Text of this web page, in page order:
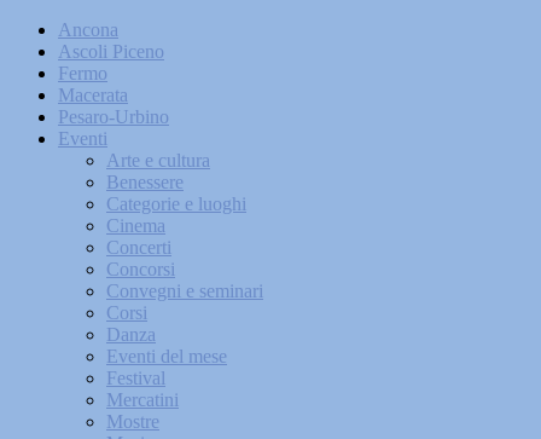
Ancona
Ascoli Piceno
Fermo
Macerata
Pesaro-Urbino
Eventi
Arte e cultura
Benessere
Categorie e luoghi
Cinema
Concerti
Concorsi
Convegni e seminari
Corsi
Danza
Eventi del mese
Festival
Mercatini
Mostre